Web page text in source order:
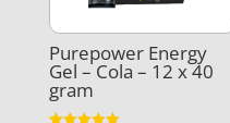
Purepower Energy
Gel – Cola – 12 x 40
gram